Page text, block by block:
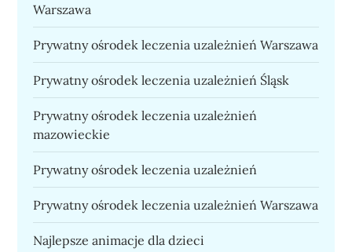
Warszawa
Prywatny ośrodek leczenia uzależnień Warszawa
Prywatny ośrodek leczenia uzależnień Śląsk
Prywatny ośrodek leczenia uzależnień
mazowieckie
Prywatny ośrodek leczenia uzależnień
Prywatny ośrodek leczenia uzależnień Warszawa
Najlepsze animacje dla dzieci